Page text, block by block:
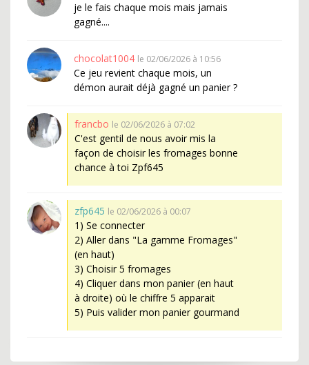
je le fais chaque mois mais jamais
gagné....
chocolat1004 le 02/06/2026 à 10:56
Ce jeu revient chaque mois, un
démon aurait déjà gagné un panier ?
francbo le 02/06/2026 à 07:02
C'est gentil de nous avoir mis la
façon de choisir les fromages bonne
chance à toi Zpf645
zfp645 le 02/06/2026 à 00:07
1) Se connecter
2) Aller dans "La gamme Fromages"
(en haut)
3) Choisir 5 fromages
4) Cliquer dans mon panier (en haut
à droite) où le chiffre 5 apparait
5) Puis valider mon panier gourmand